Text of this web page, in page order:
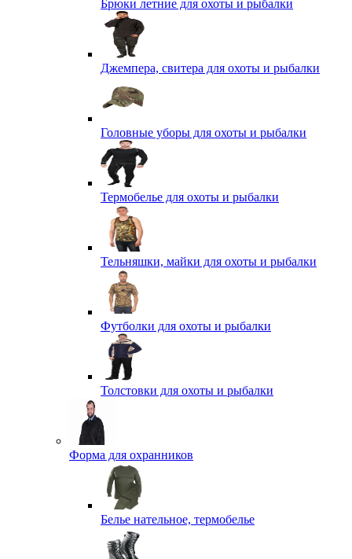
Брюки летние для охоты и рыбалки
Джемпера, свитера для охоты и рыбалки
Головные уборы для охоты и рыбалки
Термобелье для охоты и рыбалки
Тельняшки, майки для охоты и рыбалки
Футболки для охоты и рыбалки
Толстовки для охоты и рыбалки
Форма для охранников
Белье нательное, термобелье